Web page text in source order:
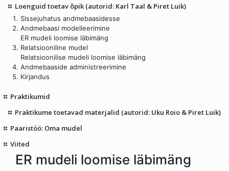
Loenguid toetav õpik (autorid: Karl Taal & Piret Luik)
Sissejuhatus andmebaasidesse
Andmebaasi modelleerimine
ER mudeli loomise läbimäng
Relatsiooniline mudel
Relatsioonilise mudeli loomise läbimäng
Andmebaaside administreerimine
Kirjandus
Praktikumid
Praktikume toetavad materjalid (autorid: Uku Roio & Piret Luik)
Paaristöö: Oma mudel
Viited
ER mudeli loomise läbimäng